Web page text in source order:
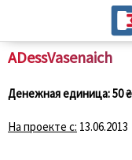
ADessVasenaich
Денежная единица:50 ₴
На проекте с: 13.06.2013